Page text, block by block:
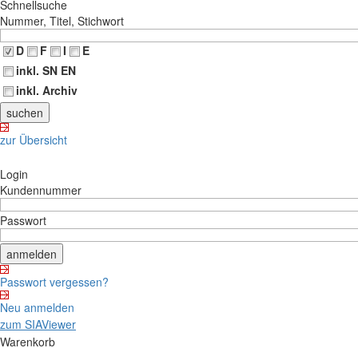
Schnellsuche
Nummer, Titel, Stichwort
D
F I
E
inkl. SN EN
inkl. Archiv
zur Übersicht
Login
Kundennummer
Passwort
Passwort vergessen?
Neu anmelden
zum SIAViewer
Warenkorb